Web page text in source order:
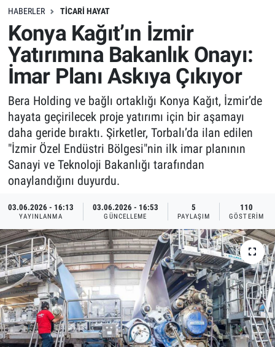
HABERLER TICARI HAYAT
Konya Kağıt’ın İzmir
Yatırımına Bakanlık Onayı:
İmar Planı Askıya Çıkıyor
Bera Holding ve bağlı ortaklığı Konya Kağıt, İzmir’de
hayata geçirilecek proje yatırımı için bir aşamayı
daha geride bıraktı. Şirketler, Torbalı’da ilan edilen
"İzmir Özel Endüstri Bölgesi"nin ilk imar planının
Sanayi ve Teknoloji Bakanlığı tarafından
onaylandığını duyurdu.
03.06.2026 - 16:13
YAYINLANMA
03.06.2026 - 16:53
GÜNCELLEME
5
PAYLAŞIM
110
GÖSTERIM